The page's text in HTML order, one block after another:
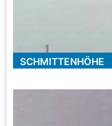
SCHMITTENHÖHE